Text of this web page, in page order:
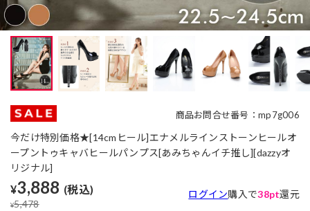
商品お問合せ番号：mp7g006
今だけ特別価格★[14cmヒール]エナメルラインストーンヒールオ
ープントゥキャバヒールパンプス[あみちゃんイチ推し][dazzyオ
リジナル]
¥3,888 (税込)
¥5,478
ログイン購入で38pt還元